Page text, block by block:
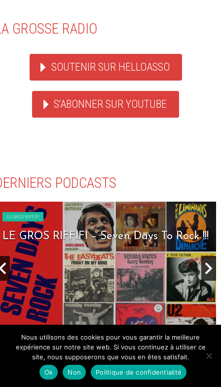
GROSSE RADIO
SOUTENIR SUR HELLOASSO
S'ABONNER SUR YOUTUBE
PODCASTS
LE GROS RIFFIFI
LE GROS RIFFIFI – Nineties Riffifi !!!
ARTICLES
Nous utilisons des cookies pour vous garantir la meilleure
expérience sur notre site web. Si vous continuez à utiliser ce
site, nous supposerons que vous en êtes satisfait.
Ok
Non Politique de confidentialité